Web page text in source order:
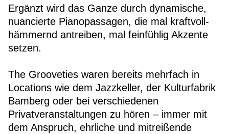
Ergänzt wird das Ganze durch dynamische,
nuancierte Pianopassagen, die mal kraftvoll-
hämmernd antreiben, mal feinfühlig Akzente
setzen.
The Grooveties waren bereits mehrfach in
Locations wie dem Jazzkeller, der Kulturfabrik
Bamberg oder bei verschiedenen
Privatveranstaltungen zu hören – immer mit
dem Anspruch, ehrliche und mitreißende